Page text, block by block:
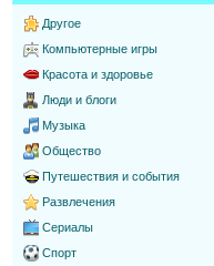
Другое
Компьютерные игры
Красота и здоровье
Люди и блоги
Музыка
Общество
Путешествия и события
Развлечения
Сериалы
Спорт